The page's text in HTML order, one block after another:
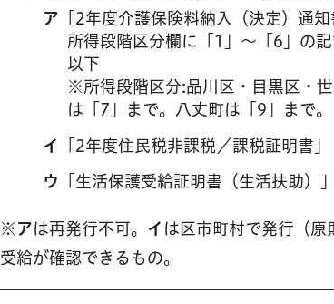
ア 「2年度介護保険料納入（決定）通知
所得段階区分欄に「1」～「6」の
以下
※所得段階区分:品川区・目黒区・
は「7」まで。八丈町は「9」まで。
イ 「2年度住民税非課税／課税証明書」
ウ 「生活保護受給証明書（生活扶助）」
※ アは再発行不可。 イ は区市町村で発行（原
受給が確認できるもの。